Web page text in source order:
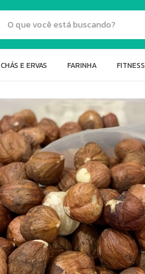
CHÁS E ERVAS FARINHA FITNESS